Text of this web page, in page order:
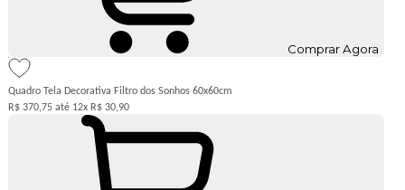
Comprar Agora
Quadro Tela Decorativa Filtro dos Sonhos 60x60cm
R$ 370,75
12x R$ 30,90